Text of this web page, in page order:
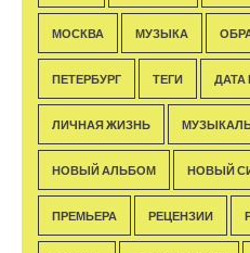
МОСКВА МУЗЫКА
ПЕТЕРБУРГ ТЕГИ ДАТА
ЛИЧНАЯ ЖИЗНЬ
НОВЫЙ АЛЬБОМ НОВЫЙ
ПРЕМЬЕРА РЕЦЕНЗИИ